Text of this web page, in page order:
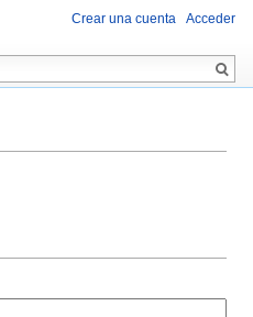
Crear una cuenta Acceder